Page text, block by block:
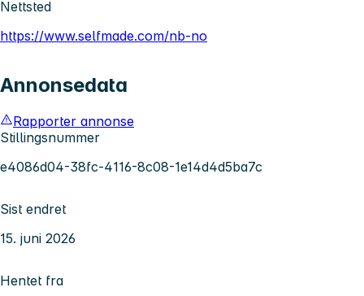
Nettsted
https://www.selfmade.com/nb-no
Annonsedata
Rapporter annonse
Stillingsnummer
e4086d04-38fc-4116-8c08-1e14d4d5ba7c
Sist endret
15. juni 2026
Hentet fra